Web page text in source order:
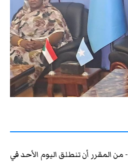
المقرر أن تنطلق اليوم الأحد في